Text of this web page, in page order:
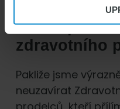
5. Způsob
zdravotního
Pakliže jsme
neuzavírat